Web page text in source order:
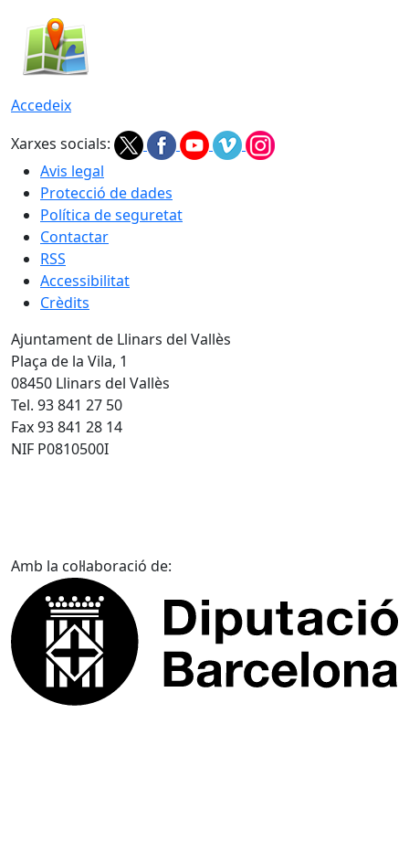
Accedeix
Xarxes socials:
Avis legal
Protecció de dades
Política de seguretat
Contactar
RSS
Accessibilitat
Crèdits
Ajuntament de Llinars del Vallès
Plaça de la Vila, 1
08450 Llinars del Vallès
Tel. 93 841 27 50
Fax 93 841 28 14
NIF P0810500I
Amb la col·laboració de: